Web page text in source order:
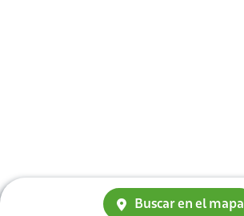
Buscar en el mapa